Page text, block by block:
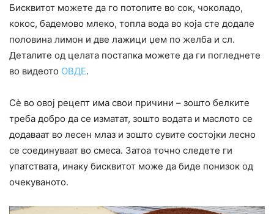
Бисквитот можете да го потопите во сок, чоколадо,
кокос, бадемово млеко, топла вода во која сте додале
половина лимон и две лажици џем по желба и сл.
Деталите од целата постапка можете да ги погледнете
во видеото ОВДЕ.
Сè во овој рецепт има свои причини – зошто белките
треба добро да се изматат, зошто водата и маслото се
додаваат во лесен млаз и зошто сувите состојки лесно
се соединуваат во смеса. Затоа точно следете ги
упатствата, инаку бисквитот може да биде понизок од
очекуваното.